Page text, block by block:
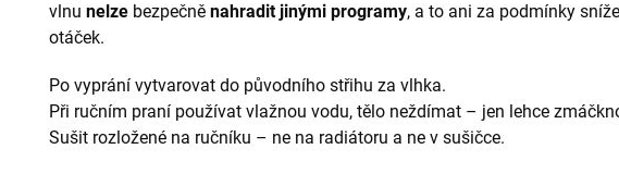
vlnu nelze bezpečně nahradit jinými programy, a to ani za podmínky
otáček.
Po vyprání vytvarovat do původního střihu za vlhka.
Při ručním praní používat vlažnou vodu, tělo neždímat – jen lehce
Sušit rozložené na ručníku – ne na radiátoru a ne v sušičce.